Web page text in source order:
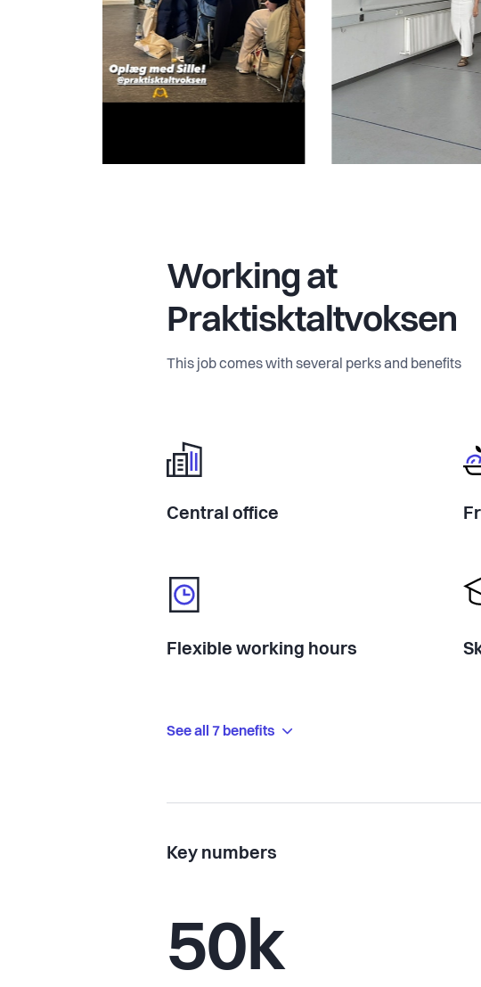
Working at
Praktisktaltvoksen
This job comes with several perks and benefits
Central office
Flexible working hours
See all 7 benefits
Key numbers
50k